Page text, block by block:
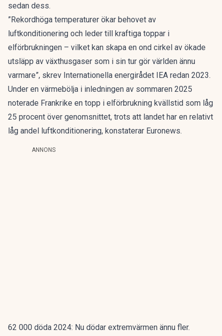
sedan dess.
”Rekordhöga temperaturer ökar behovet av
luftkonditionering och leder till kraftiga toppar i
elförbrukningen – vilket kan skapa en ond cirkel av ökade
utsläpp av växthusgaser som i sin tur gör världen ännu
varmare”, skrev Internationella energirådet IEA redan 2023.
Under en värmebölja i inledningen av sommaren 2025
noterade Frankrike en topp i elförbrukning kvällstid som låg
25 procent över genomsnittet, trots att landet har en relativt
låg andel luftkonditionering, konstaterar Euronews.
ANNONS
62 000 döda 2024: Nu dödar extremvärmen ännu fler.